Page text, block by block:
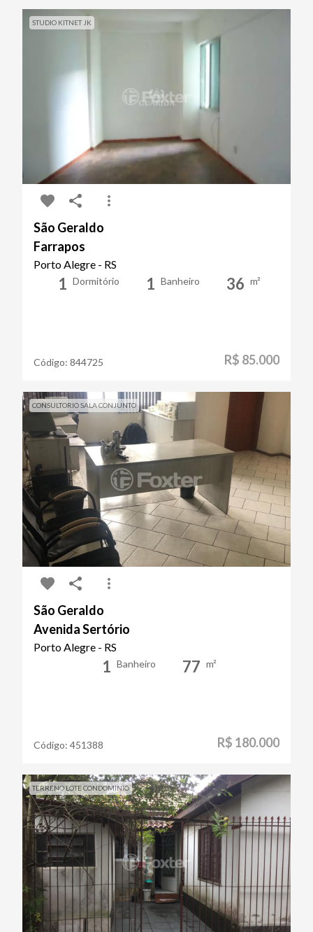
STUDIO KITNET JK
São Geraldo
Farrapos
Porto Alegre - RS
1 Dormitório 1 Banheiro 36 m²
Código: 844725 R$ 85.000
CONSULTORIO SALA CONJUNTO
São Geraldo
Avenida Sertório
Porto Alegre - RS
1 Banheiro 77 m²
Código: 451388 R$ 180.000
TERRENO LOTE CONDOMINIO